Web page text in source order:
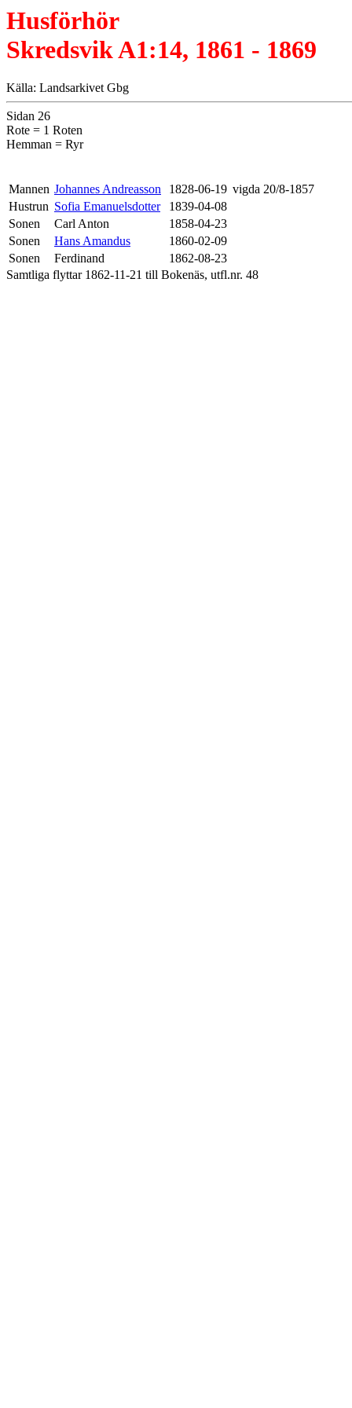
Husförhör
Skredsvik A1:14, 1861 - 1869
Källa: Landsarkivet Gbg
Sidan 26
Rote = 1 Roten
Hemman = Ryr
Mannen Johannes Andreasson 1828-06-19 vigda 20/8-1857
Hustrun Sofia Emanuelsdotter
1839-04-08
Sonen
Carl Anton
1858-04-23
Sonen
Hans Amandus
1860-02-09
Sonen
Ferdinand
1862-08-23
Samtliga flyttar 1862-11-21 till Bokenäs, utfl.nr. 48